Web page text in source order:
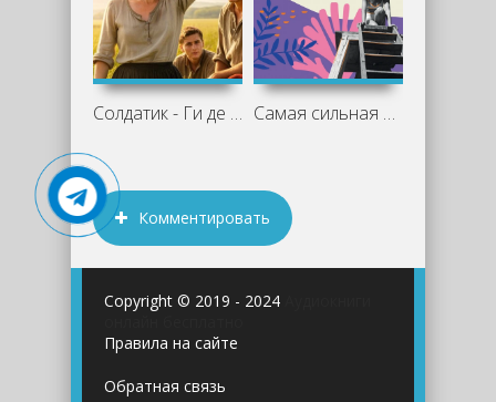
Солдатик - Ги де Мопассан Самая сильная женщина в комнате – это
Комментировать
Copyright © 2019 - 2024
Правила на сайте
Обратная связь